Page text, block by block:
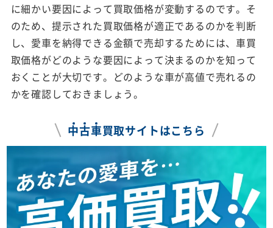
に細かい要因によって買取価格が変動するのです。そ
のため、提示された買取価格が適正であるのかを判断
し、愛車を納得できる金額で売却するためには、車買
取価格がどのような要因によって決まるのかを知って
おくことが大切です。どのような車が高値で売れるの
かを確認しておきましょう。
中古車買取サイトはこちら